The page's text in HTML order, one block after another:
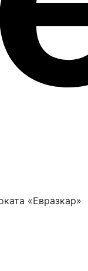
«Евразкар»